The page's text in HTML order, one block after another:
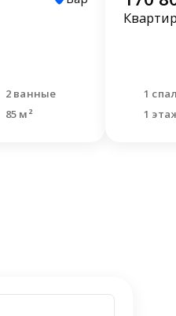
2 ванные
85 м²
1
1